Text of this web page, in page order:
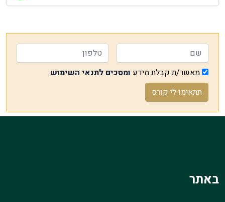
מאשר/ת קבלת מידע ומסכים לתנאי השימוש
תתאימו לי קורס
באתר